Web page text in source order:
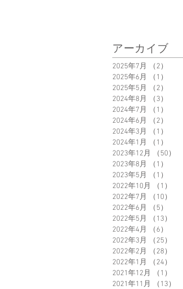
アーカイブ
2025年7月 （2）
2025年6月
（1）
2025年5月
（2）
2024年8月
（3）
2024年7月
（1）
2024年6月
（2）
2024年3月
（1）
2024年1月
（1）
2023年12月
（50）
2023年8月
（1）
2023年5月
（1）
2022年10月
（1）
2022年7月
（10）
2022年6月
（5）
2022年5月
（13）
2022年4月
（6）
2022年3月
（25）
2022年2月
（28）
2022年1月
（24）
2021年12月
（1）
2021年11月
（13）